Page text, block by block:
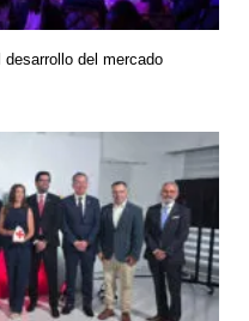
del mercado